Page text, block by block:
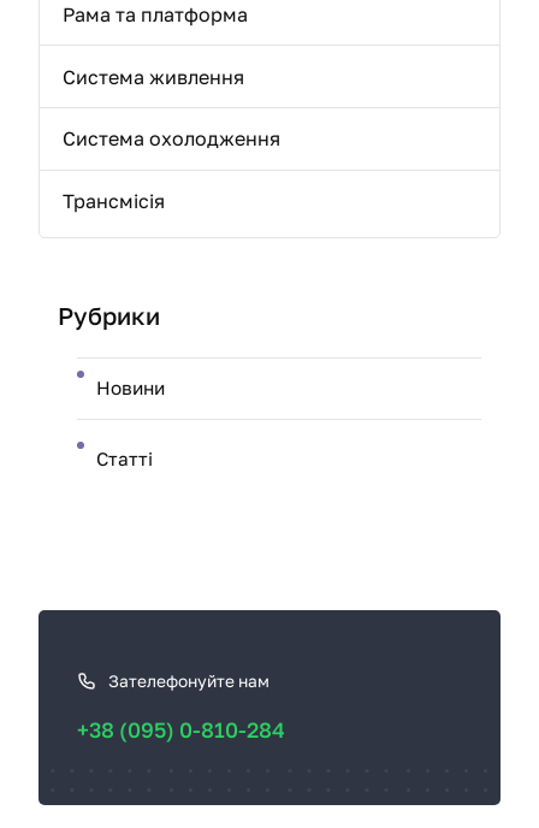
Рама та платформа
Система живлення
Система охолодження
Трансмісія
Рубрики
Новини
Статті
К
з
Зателефонуйте нам
+38 (095) 0-810-284